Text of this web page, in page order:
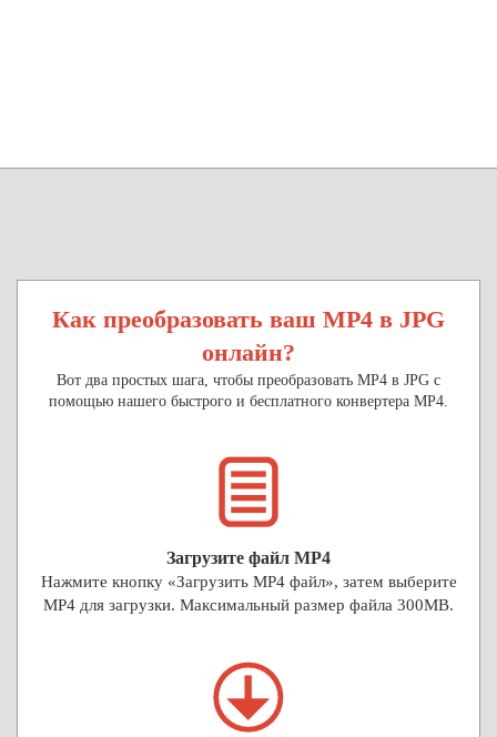
Как преобразовать ваш MP4 в JPG
онлайн?
Вот два простых шага, чтобы преобразовать MP4 в JPG с
помощью нашего быстрого и бесплатного конвертера MP4.
Загрузите файл MP4
Нажмите кнопку «Загрузить MP4 файл», затем выберите
MP4 для загрузки. Максимальный размер файла 300MB.